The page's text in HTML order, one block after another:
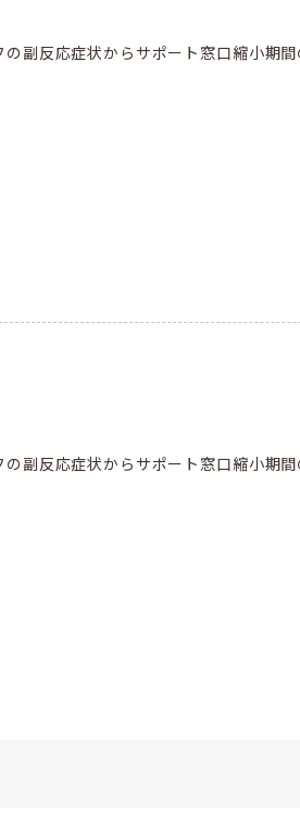
副反応症状からサポート窓口縮小期間
副反応症状からサポート窓口縮小期間